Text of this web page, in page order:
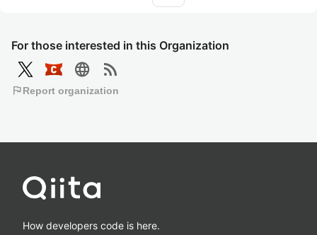
For those interested in this Organization
language rss_feed
flagReport organization
How developers code is here.